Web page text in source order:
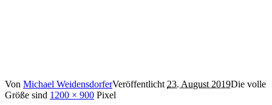
Von Michael WeidensdorferVeröffentlicht 23. August 2019Die volle
Größe sind 1200 × 900 Pixel